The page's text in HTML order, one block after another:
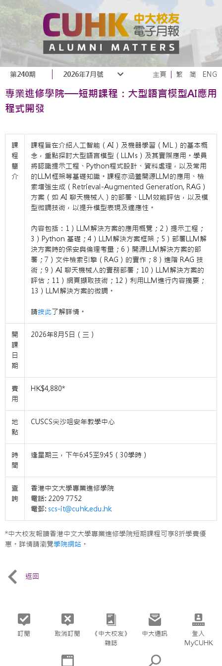
第240期 2026年7月號 主頁 繁 简 ENG
專業進修學院──短期課程：大型語言模型AI應用
程式開發
課
程
簡
介
課程旨在介紹人工智能（AI）及機器學習（ML）的基本概
念，重點探討大型語言模型（LLMs）及其實際應用。學員
將認識提示工程、Python程式設計、資料處理，以及常用
的LLM框架等基礎知識。課程亦涵蓋開源LLM的應用、檢
索增強生成（Retrieval-Augmented Generation, RAG）
方案（如 AI 聊天機械人）的部署、LLM效能評估，以及模
型微調技術，以提升模型表現及適應性。
內容包括：1）LLM解決方案的應用概覽；2）提示工程；
3）Python 基礎；4）LLM解決方案框架；5）部署LLM解
決方案時的保安與倫理考量；6）開源LLM解決方案的部
署；7）文件檢索引擎（RAG）的實作；8）進階 RAG 技
術；9）AI 聊天機械人的實務部署；10）LLM解決方案的
評估；11）網頁擷取技術；12）利用LLM進行內容摘要；
13）LLM解決方案的微調。
請按此了解詳情。
開
課
日
期
2026年8月5日（三）
費
用
HK$4,880*
地
點
CUSCS尖沙咀安年教學中心
時
間
逢星期三，下午6:45至9:45（30學時）
查
詢
香港中文大學專業進修學院
電話: 2209 7752
電郵: scs-it@cuhk.edu.hk
*中大校友報讀香港中文大學專業進修學院短期課程可享8折學費優
惠。詳情請瀏覽學院網站 。
返回
訂閱 取消訂閱
《中大校友》
雜誌
中大通訊
登入
MyCUHK